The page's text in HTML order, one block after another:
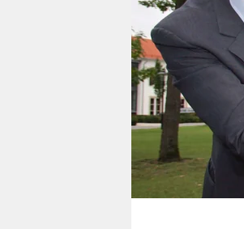
verlag
veranstaltungen
shop
fragen & hilfe
unterstützen
abo
genossenschaft